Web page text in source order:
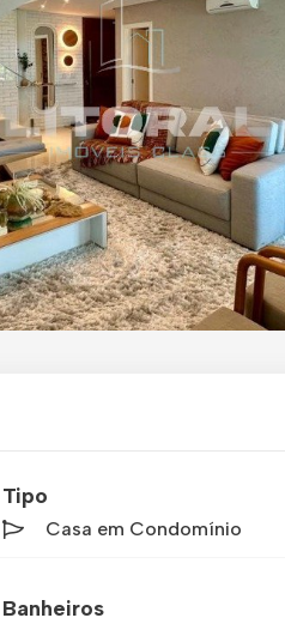
Tipo
Casa em Condomínio
Banheiros